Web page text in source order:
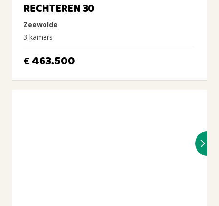
RECHTEREN 30
Zeewolde
3 kamers
€463.500